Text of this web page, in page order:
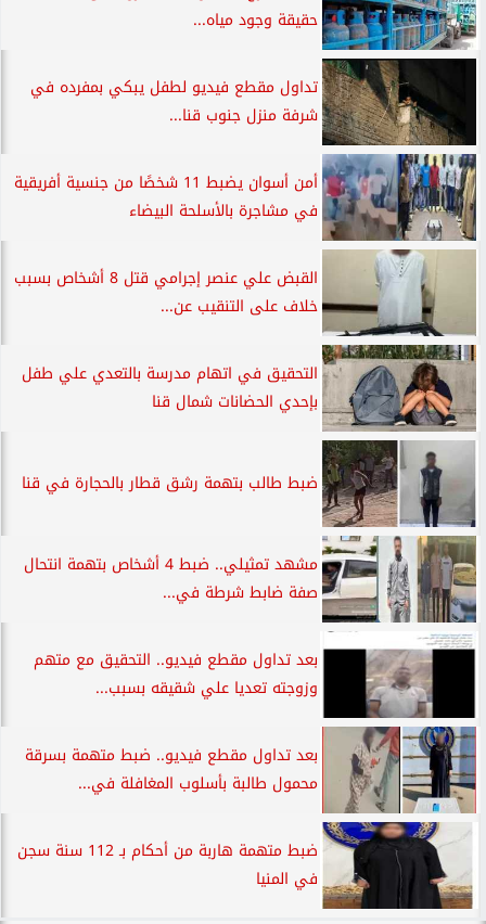
حقيقة وجود مياه...
تداول مقطع فيديو لطفل يبكي بمفرده في
شرفة منزل جنوب قنا...
أمن أسوان يضبط 11 شخصًا من جنسية أفريقية
في مشاجرة بالأسلحة البيضاء
القبض علي عنصر إجرامي قتل 8 أشخاص بسبب
خلاف على التنقيب عن...
التحقيق في اتهام مدرسة بالتعدي علي طفل
بإحدي الحضانات شمال قنا
ضبط طالب بتهمة رشق قطار بالحجارة في قنا
مشهد تمثيلي.. ضبط 4 أشخاص بتهمة انتحال
صفة ضابط شرطة في...
بعد تداول مقطع فيديو.. التحقيق مع متهم
وزوجته تعديا علي شقيقه بسبب...
بعد تداول مقطع فيديو.. ضبط متهمة بسرقة
محمول طالبة بأسلوب المغافلة في...
ضبط متهمة هاربة من أحكام بـ 112 سنة سجن
في المنيا